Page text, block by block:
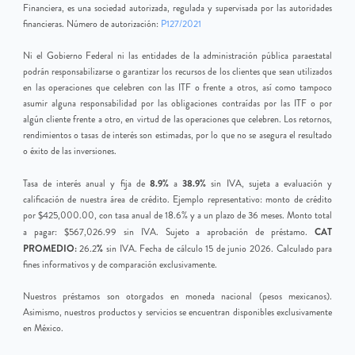
Financiera, es una sociedad autorizada, regulada y supervisada por las autoridades
financieras. Número de autorización: P127/2021
Ni el Gobierno Federal ni las entidades de la administración pública paraestatal
podrán responsabilizarse o garantizar los recursos de los clientes que sean utilizados
en las operaciones que celebren con las ITF o frente a otros, así como tampoco
asumir alguna responsabilidad por las obligaciones contraídas por las ITF o por
algún cliente frente a otro, en virtud de las operaciones que celebren. Los retornos,
rendimientos o tasas de interés son estimadas, por lo que no se asegura el resultado
o éxito de las inversiones.
Tasa de interés anual y fija de 8.9%a38.9% sin IVA, sujeta a evaluación y
calificación de nuestra área de crédito. Ejemplo representativo: monto de crédito
por $425,000.00, con tasa anual de 18.6% y a un plazo de 36 meses. Monto total
a pagar: $567,026.99 sin IVA. Sujeto a aprobación de préstamo.CAT
PROMEDIO:26.2% sin IVA. Fecha de cálculo 15 de junio 2026. Calculado para
fines informativos y de comparación exclusivamente.
Nuestros préstamos son otorgados en moneda nacional (pesos mexicanos).
Asimismo, nuestros productos y servicios se encuentran disponibles exclusivamente
en México.